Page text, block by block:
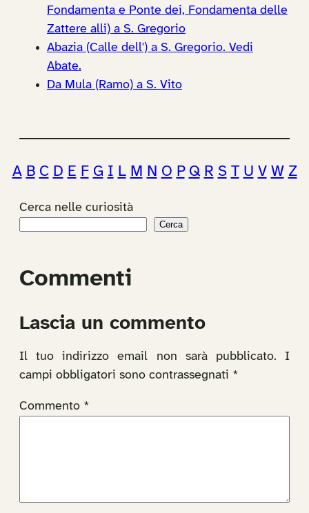
Fondamenta e Ponte dei, Fondamenta delle
Zattere alli) a S. Gregorio
Abazia (Calle dell') a S. Gregorio. Vedi
Abate.
Da Mula (Ramo) a S. Vito
A B C D E F G I L M N O P Q R S T U V W Z
Cerca nelle curiosità
Cerca
Commenti
Lascia un commento
Il tuo indirizzo email non sarà pubblicato.
I
campi obbligatori sono contrassegnati *
Commento *